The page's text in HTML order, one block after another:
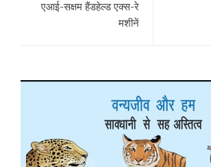
एआई-सक्षम हैंडहेल्ड एक्स-रे
मशीनें